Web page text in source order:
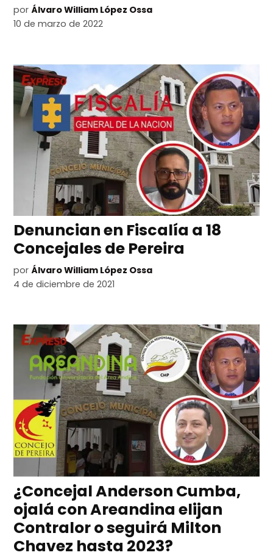
por Álvaro William López Ossa
10 de marzo de 2022
Denuncian en Fiscalía a 18
Concejales de Pereira
por Álvaro William López Ossa
4 de diciembre de 2021
¿Concejal Anderson Cumba,
ojalá con Areandina elijan
Contralor o seguirá Milton
Chavez hasta 2023?